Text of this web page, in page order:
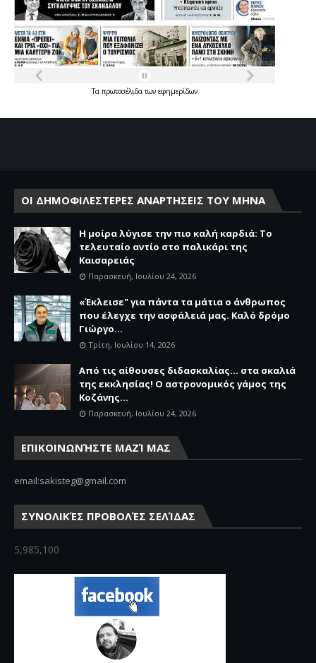
Τα πρωτοσέλιδατων εφημερίδων
ΟΙ ΔΗΜΟΦΙΛΕΣΤΕΡΕΣ ΑΝΑΡΤΗΣΕΙΣ ΤΟΥ ΜΗΝΑ
Η μοίρα λύγισε την πιο καλή καρδιά: Το
τελευταίο αντίο στο παλικάρι της
Καισαρειάς
Παρασκευή, Ιουλίου 24, 2026
«Έκλεισε" για πάντα τα μάτια ο άνθρωπος
που έλεγχε την ασφάλειά μας. Καλό δρόμο
Γιώργο...
Τρίτη, Ιουλίου 14, 2026
Από τις αίθουσες διδασκαλίας… στα σκαλιά
της εκκλησίας! Ο αστρονομικός γάμος της
Κοζάνης...
Παρασκευή, Ιουλίου 24, 2026
ΕΠΙΚΟΙΝΩΝΉΣΤΕ ΜΑΖΊ ΜΑΣ
email:sakisteg@gmail.com
ΣΥΝΟΛΙΚΈΣ ΠΡΟΒΟΛΈΣ ΣΕΛΊΔΑΣ
5,985,100